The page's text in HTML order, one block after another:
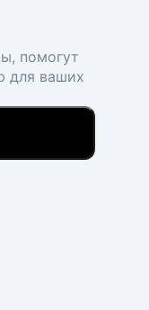
помогут
для ваших